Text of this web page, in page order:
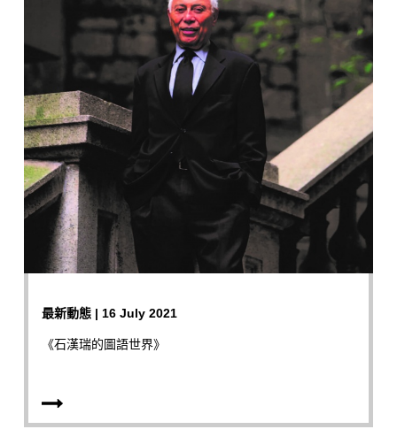
最新動態 | 16 July 2021
《石漢瑞的圖語世界》